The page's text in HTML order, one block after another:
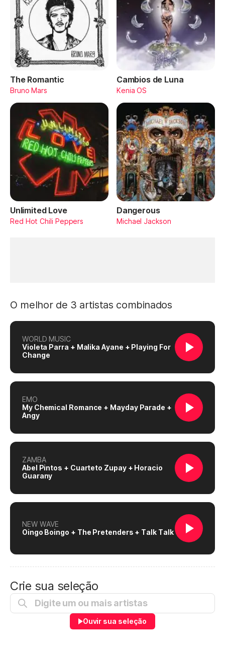
The Romantic
Bruno Mars
Cambios de Luna
Kenia OS
Unlimited Love
Red Hot Chili Peppers
Dangerous
Michael Jackson
O melhor de 3 artistas combinados
WORLD MUSIC
Violeta Parra + Malika Ayane + Playing For
Change
EMO
My Chemical Romance + Mayday Parade +
Angy
ZAMBA
Abel Pintos + Cuarteto Zupay + Horacio
Guarany
NEW WAVE
Oingo Boingo + The Pretenders + Talk Talk
Crie sua seleção
Ouvir sua seleção